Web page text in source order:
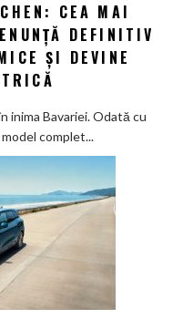
noi
O
nouă
eră
Cea
BMW
renunță
și
CEA MAI
DEFINITIV
ȘI DEVINE
inima Bavariei. Odată cu
complet...